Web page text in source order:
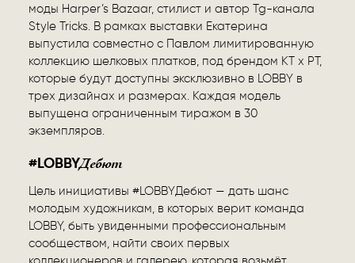
моды Harper’s Bazaar, стилист и автор Tg-канала
Style Tricks. В рамках выставки Екатерина
выпустила совместно с Павлом лимитированную
коллекцию шелковых платков, под брендом KT x PT,
которые будут доступны эксклюзивно в LOBBY в
трех дизайнах и размерах. Каждая модель
выпущена ограниченным тиражом в 30
экземпляров.
#LOBBYДебют
Цель инициативы #LOBBYДебют — дать шанс
молодым художникам, в которых верит команда
LOBBY, быть увиденными профессиональным
сообществом, найти своих первых